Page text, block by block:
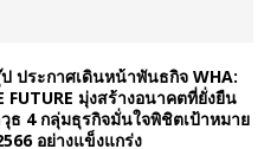
ประกาศเดินหน้าพันธกิจ WHA:
FUTURE มุ่งสร้างอนาคตที่ยั่งยืน
ธ 4 กลุ่มธุรกิจมั่นใจพิชิตเป้าหมาย
อย่างแข็งแกร่ง